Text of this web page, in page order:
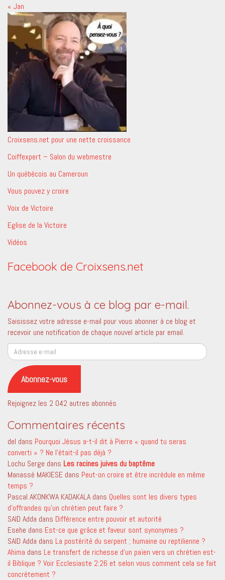
« Jan
Croixsens.net pour une nette croissance
Coiffexpert – Salon du webmestre
Un québécois au Cameroun
Vous pouvez y croire
Voix de Victoire
Eglise de la Victoire
Vidéos
Facebook de Croixsens.net
Abonnez-vous à ce blog par e-mail.
Saisissez votre adresse e-mail pour vous abonner à ce blog et
recevoir une notification de chaque nouvel article par email.
Adresse
e-
mail
Abonnez-vous
Rejoignez les 2 042 autres abonnés
Commentaires récents
del dans Pourquoi Jésus a-t-il dit à Pierre « quand tu seras
converti » ? Ne l’était-il pas déjà ?
Lochu Serge dans Les racines juives du baptême
Manassé MAKIESE dans Peut-on croire et être incrédule en même
temps ?
Pascal AKONKWA KADAKALA dans Quelles sont les divers types
d’offrandes qu’un chrétien peut faire ?
SAID Adda dans Différence entre pouvoir et autorité
Esehe dans Est-ce que grâce et faveur sont synonymes ?
SAID Adda dans La postérité du serpent ; humaine ou reptilienne ?
Ahima dans Le transfert de richesse d’un païen vers un chrétien est-
il Biblique ? Voir Ecclesiaste 2:26 et selon vous comment cela se fait
concrètement ?